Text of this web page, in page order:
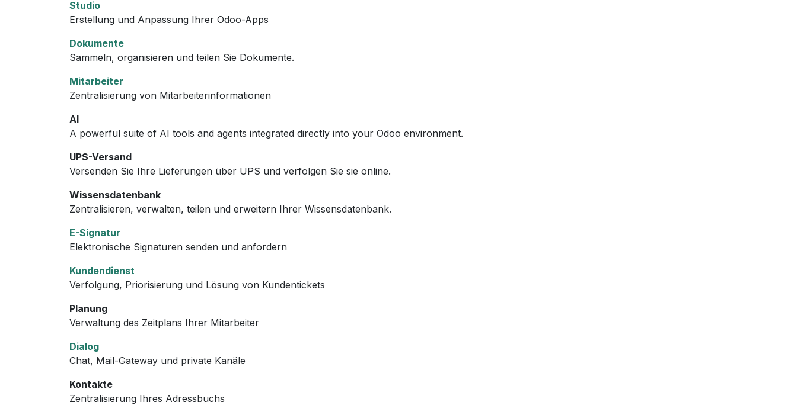
Studio
Erstellung und Anpassung Ihrer Odoo-Apps
Dokumente
Sammeln, organisieren und teilen Sie Dokumente.
Mitarbeiter
Zentralisierung von Mitarbeiterinformationen
AI
A powerful suite of AI tools and agents integrated directly into your Odoo environment.
UPS-Versand
Versenden Sie Ihre Lieferungen über UPS und verfolgen Sie sie online.
Wissensdatenbank
Zentralisieren, verwalten, teilen und erweitern Ihrer Wissensdatenbank.
E-Signatur
Elektronische Signaturen senden und anfordern
Kundendienst
Verfolgung, Priorisierung und Lösung von Kundentickets
Planung
Verwaltung des Zeitplans Ihrer Mitarbeiter
Dialog
Chat, Mail-Gateway und private Kanäle
Kontakte
Zentralisierung Ihres Adressbuchs